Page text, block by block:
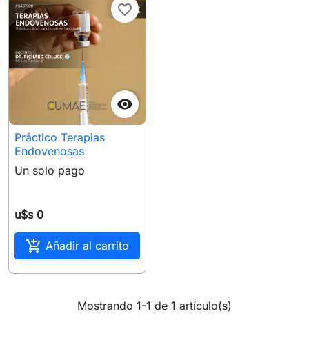

favorite_border
Práctico Terapias
Endovenosas
Un solo pago
u$s 0
 Añadir al carrito
Mostrando 1-1 de 1 artículo(s)